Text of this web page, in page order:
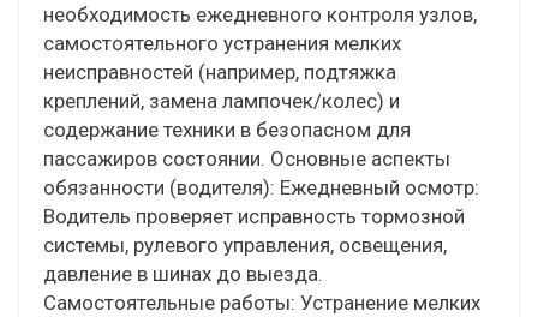
необходимость ежедневного контроля узлов,
самостоятельного устранения мелких
неисправностей (например, подтяжка
креплений, замена лампочек/колес) и
содержание техники в безопасном для
пассажиров состоянии. Основные аспекты
обязанности (водителя): Ежедневный осмотр:
Водитель проверяет исправность тормозной
системы, рулевого управления, освещения,
давление в шинах до выезда.
Самостоятельные работы: Устранение мелких